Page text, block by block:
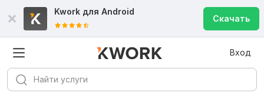
Kwork для Android
Скачать
Вход